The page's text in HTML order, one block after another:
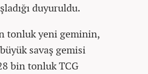
duyuruldu.
tonluk yeni geminin,
savaş gemisi
bin tonluk TCG